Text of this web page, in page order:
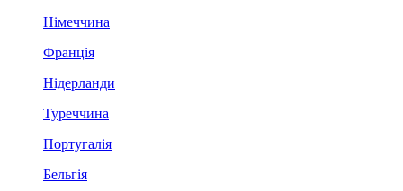
Німеччина
Франція
Нідерланди
Туреччина
Португалія
Бельгія